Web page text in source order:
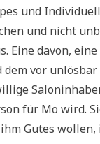
und
und nicht
Eine davon,
vor
für Mo wird.
Gutes